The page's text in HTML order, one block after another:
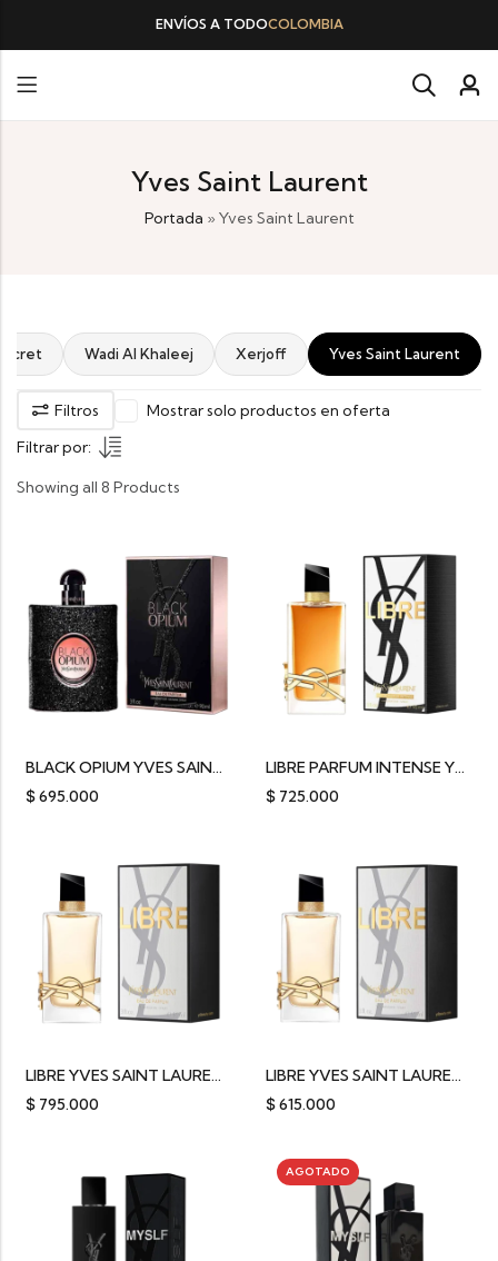
ENVÍOS A TODOCOLOMBIA
Yves Saint Laurent
Portada » Yves Saint Laurent
Wadi Al Khaleej Xerjoff Yves Saint Laurent
Filtros
Mostrar solo productos en oferta
Filtrar por:
Showing all 8 Products
BLACK OPIUM YVES SAINT LAURENT
$695.000
LIBRE PARFUM INTENSE YVES SAINT LAURENT 90ML
$ 725.000
LIBRE YVES SAINT LAURENT EDP 90ML
$795.000
LIBRE YVES SAINT LAURENT EDT 90ML
$615.000
AGOTADO